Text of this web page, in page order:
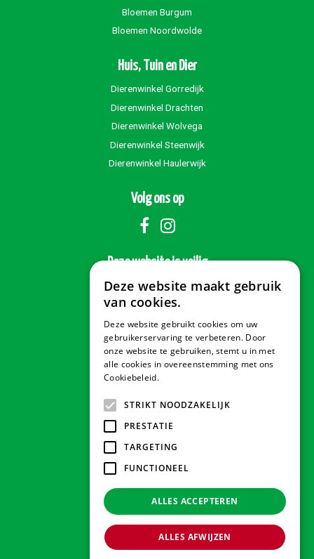
Bloemen Burgum
Bloemen Noordwolde
Huis, Tuin en Dier
Dierenwinkel Gorredijk
Dierenwinkel Drachten
Dierenwinkel Wolvega
Dierenwinkel Steenwijk
Dierenwinkel Haulerwijk
Volg ons op
Deze website is veilig
Veilig betalen
Contact & Openingstijden
Tuindorado Gorredijk
Tuindorado Wolvega
Deze website maakt gebruik
van cookies.
Deze website gebruikt cookies om uw
gebruikerservaring te verbeteren. Door
onze website te gebruiken, stemt u in met
alle cookies in overeenstemming met ons
Cookiebeleid.
STRIKT NOODZAKELIJK
PRESTATIE
TARGETING
FUNCTIONEEL
ALLES ACCEPTEREN
ALLES AFWIJZEN